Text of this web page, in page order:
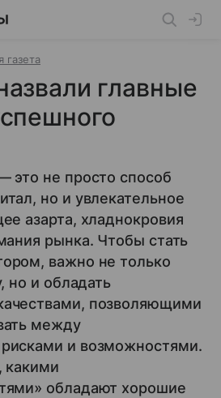
газета
главные
это не просто способ
но и увлекательное
азарта, хладнокровия
рынка. Чтобы стать
важно не только
но и обладать
позволяющими
между
и возможностями.
какими
обладают хорошие